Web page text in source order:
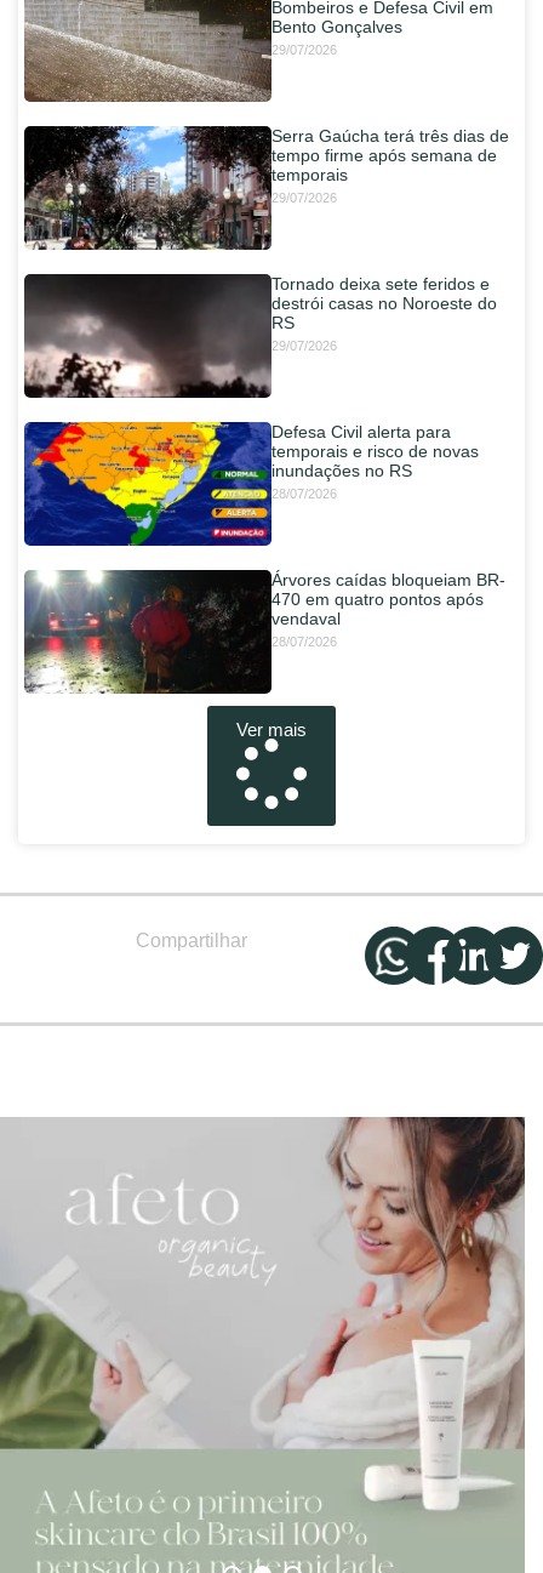
Bombeiros e Defesa Civil em
Bento Gonçalves
29/07/2026
Serra Gaúcha terá três dias de
tempo firme após semana de
temporais
29/07/2026
Tornado deixa sete feridos e
destrói casas no Noroeste do
RS
29/07/2026
Defesa Civil alerta para
temporais e risco de novas
inundações no RS
28/07/2026
Árvores caídas bloqueiam BR-
470 em quatro pontos após
vendaval
28/07/2026
Ver mais
Compartilhar